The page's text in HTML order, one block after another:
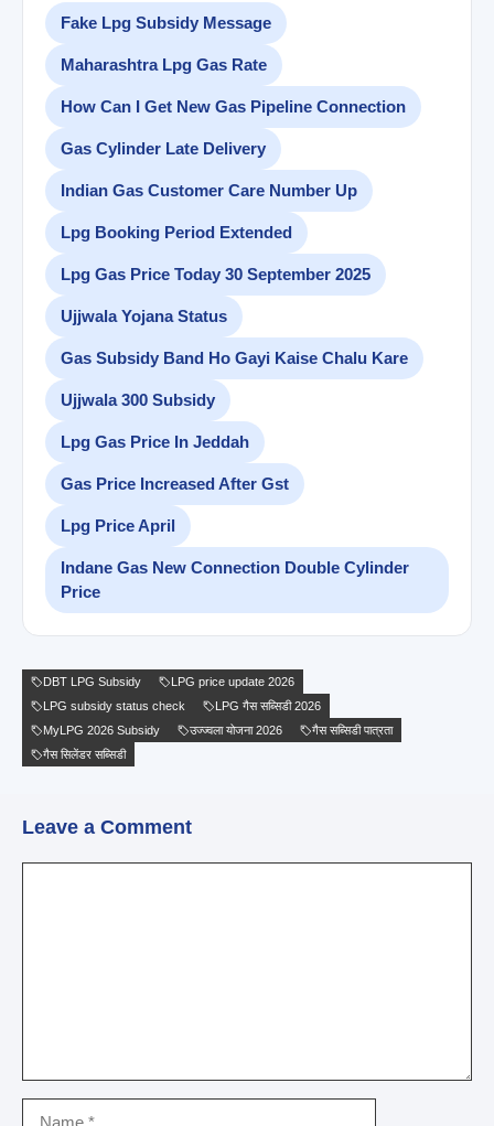
Fake Lpg Subsidy Message
Maharashtra Lpg Gas Rate
How Can I Get New Gas Pipeline Connection
Gas Cylinder Late Delivery
Indian Gas Customer Care Number Up
Lpg Booking Period Extended
Lpg Gas Price Today 30 September 2025
Ujjwala Yojana Status
Gas Subsidy Band Ho Gayi Kaise Chalu Kare
Ujjwala 300 Subsidy
Lpg Gas Price In Jeddah
Gas Price Increased After Gst
Lpg Price April
Indane Gas New Connection Double Cylinder
Price
DBT LPG Subsidy
LPG price update 2026
LPG subsidy status check
LPG गैस सब्सिडी 2026
MyLPG 2026 Subsidy
उज्ज्वला योजना 2026
गैस सब्सिडी पात्रता
गैस सिलेंडर सब्सिडी
Leave a Comment